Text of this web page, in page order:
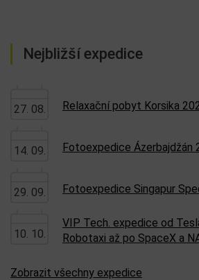
Nejbližší expedice
27. 08. Relaxační pobyt Korsika
14. 09. Fotoexpedice Ázerbajdžán
29. 09. Fotoexpedice Singapur
10. 10.
VIP Tech. expedice od
Robotaxi až po SpaceX a
Zobrazit všechny expedice